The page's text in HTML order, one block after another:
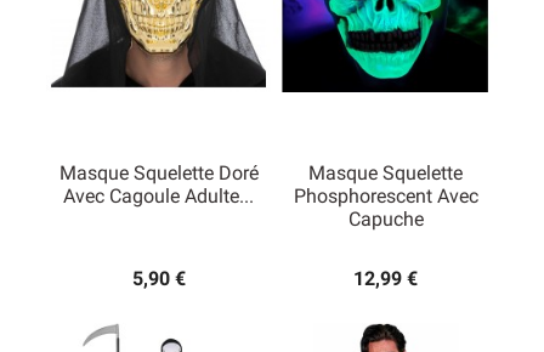
Masque Squelette Doré
Avec Cagoule Adulte...
5,90 €
Masque Squelette
Phosphorescent Avec
Capuche
12,99 €